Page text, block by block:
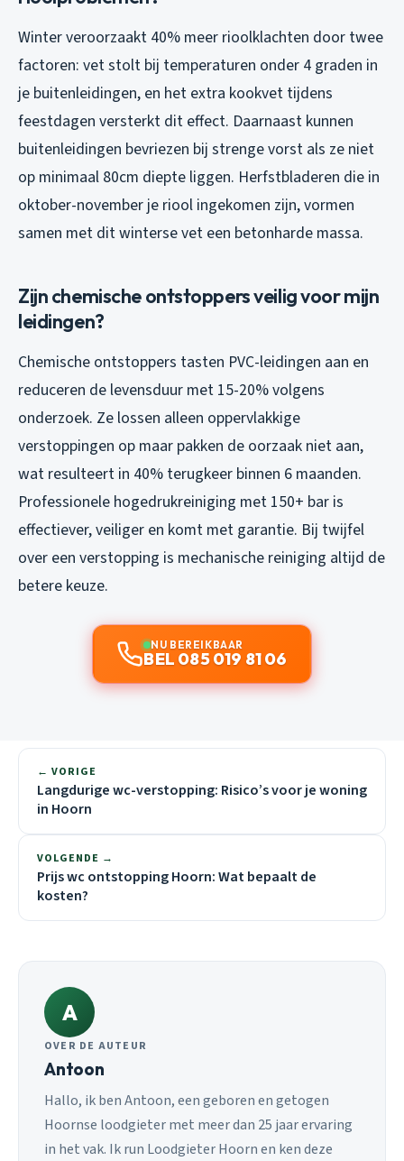
Winter veroorzaakt 40% meer rioolklachten door twee
factoren: vet stolt bij temperaturen onder 4 graden in
je buitenleidingen, en het extra kookvet tijdens
feestdagen versterkt dit effect. Daarnaast kunnen
buitenleidingen bevriezen bij strenge vorst als ze niet
op minimaal 80cm diepte liggen. Herfstbladeren die in
oktober-november je riool ingekomen zijn, vormen
samen met dit winterse vet een betonharde massa.
Zijn chemische ontstoppers veilig voor mijn
leidingen?
Chemische ontstoppers tasten PVC-leidingen aan en
reduceren de levensduur met 15-20% volgens
onderzoek. Ze lossen alleen oppervlakkige
verstoppingen op maar pakken de oorzaak niet aan,
wat resulteert in 40% terugkeer binnen 6 maanden.
Professionele hogedrukreiniging met 150+ bar is
effectiever, veiliger en komt met garantie. Bij twijfel
over een verstopping is mechanische reiniging altijd de
betere keuze.
NU BEREIKBAAR
BEL 085 019 81 06
← VORIGE
Langdurige wc-verstopping: Risico’s voor je woning
in Hoorn
VOLGENDE →
Prijs wc ontstopping Hoorn: Wat bepaalt de
kosten?
A
OVER DE AUTEUR
Antoon
Hallo, ik ben Antoon, een geboren en getogen
Hoornse loodgieter met meer dan 25 jaar ervaring
in het vak. Ik run Loodgieter Hoorn en ken deze